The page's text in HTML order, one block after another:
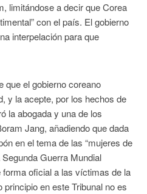
limitándose a decir que Corea
con el país. El gobierno
interpelación para que
que el gobierno coreano
y la acepte, por los hechos de
la abogada y una de los
Jang, añadiendo que dada
en el tema de las “mujeres de
Guerra Mundial
forma oficial a las víctimas de la
principio en este Tribunal no es